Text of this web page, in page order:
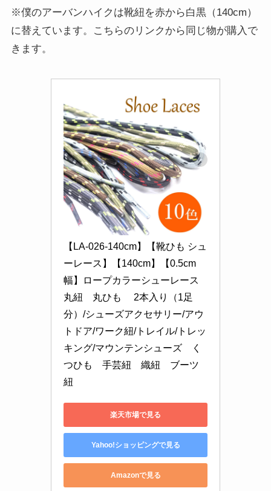
※僕のアーバンハイクは靴紐を赤から白黒（140cm）
に替えています。こちらのリンクから同じ物が購入で
きます。
【LA-026-140cm】【靴ひも シュ
ーレース】【140cm】【0.5cm
幅】ロープカラーシューレース
丸紐　丸ひも　 2本入り（1足
分）/シューズアクセサリー/アウ
トドア/ワーク紐/トレイル/トレッ
キング/マウンテンシューズ　く
つひも　手芸紐　織紐　ブーツ
紐
楽天市場で見る
Yahoo!ショッピングで見る
Amazonで見る